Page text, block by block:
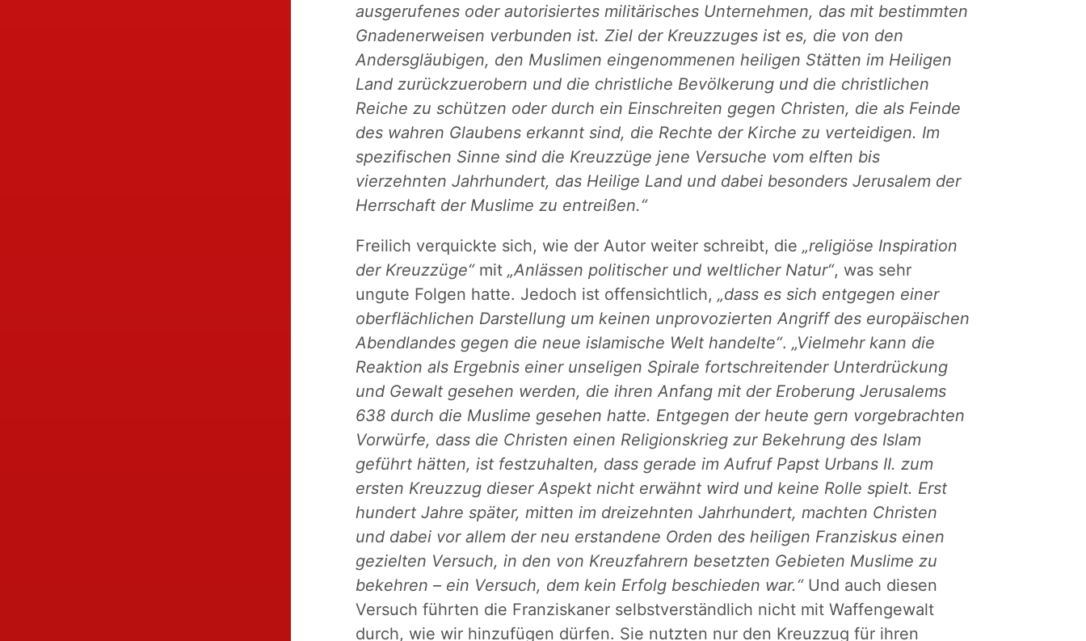
ausgerufenes oder autorisiertes militärisches Unternehmen, das mit bestimmten
Gnadenerweisen verbunden ist. Ziel der Kreuzzuges ist es, die von den
Andersgläubigen, den Muslimen eingenommenen heiligen Stätten im Heiligen
Land zurückzuerobern und die christliche Bevölkerung und die christlichen
Reiche zu schützen oder durch ein Einschreiten gegen Christen, die als Feinde
des wahren Glaubens erkannt sind, die Rechte der Kirche zu verteidigen. Im
spezifischen Sinne sind die Kreuzzüge jene Versuche vom elften bis
vierzehnten Jahrhundert, das Heilige Land und dabei besonders Jerusalem der
Herrschaft der Muslime zu entreißen.“
Freilich verquickte sich, wie der Autor weiter schreibt, die „religiöse Inspiration
der Kreuzzüge“mit „Anlässen politischer und weltlicher Natur“, was sehr
ungute Folgen hatte. Jedoch ist offensichtlich, „dass es sich entgegen einer
oberflächlichen Darstellung um keinen unprovozierten Angriff des europäischen
Abendlandes gegen die neue islamische Welt handelte“. „Vielmehr kann die
Reaktion als Ergebnis einer unseligen Spirale fortschreitender Unterdrückung
und Gewalt gesehen werden, die ihren Anfang mit der Eroberung Jerusalems
638 durch die Muslime gesehen hatte. Entgegen der heute gern vorgebrachten
Vorwürfe, dass die Christen einen Religionskrieg zur Bekehrung des Islam
geführt hätten, ist festzuhalten, dass gerade im Aufruf Papst Urbans II. zum
ersten Kreuzzug dieser Aspekt nicht erwähnt wird und keine Rolle spielt. Erst
hundert Jahre später, mitten im dreizehnten Jahrhundert, machten Christen
und dabei vor allem der neu erstandene Orden des heiligen Franziskus einen
gezielten Versuch, in den von Kreuzfahrern besetzten Gebieten Muslime zu
bekehren – ein Versuch, dem kein Erfolg beschieden war.“Und auch diesen
Versuch führten die Franziskaner selbstverständlich nicht mit Waffengewalt
durch, wie wir hinzufügen dürfen. Sie nutzten nur den Kreuzzug für ihren